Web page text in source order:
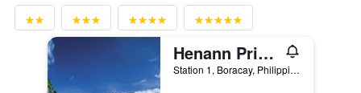
Henann Prime Beach Resort
Station 1, Boracay, Philippinen